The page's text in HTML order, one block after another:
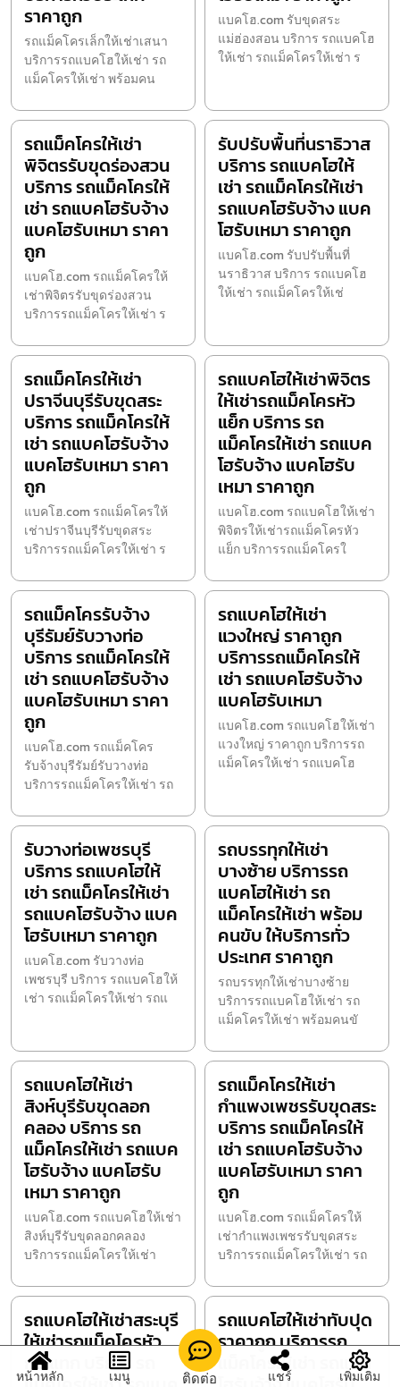
ราคาถูก
รถแม็คโครเล็กให้เช่าเสนา
บริการรถแบคโฮให้เช่า รถ
แม็คโครให้เช่า พร้อมคน
แบคโฮ.com รับขุดสระ
แม่ฮ่องสอน บริการ รถแบคโฮ
ให้เช่า รถแม็คโครให้เช่า ร
รถแม็คโครให้เช่า
พิจิตรรับขุดร่องสวน
บริการ รถแม็คโครให้
เช่า รถแบคโฮรับจ้าง
แบคโฮรับเหมา ราคา
ถูก
แบคโฮ.com รถแม็คโครให้
เช่าพิจิตรรับขุดร่องสวน
บริการรถแม็คโครให้เช่า ร
รับปรับพื้นที่นราธิวาส
บริการ รถแบคโฮให้
เช่า รถแม็คโครให้เช่า
รถแบคโฮรับจ้าง แบค
โฮรับเหมา ราคาถูก
แบคโฮ.com รับปรับพื้นที่
นราธิวาส บริการ รถแบคโฮ
ให้เช่า รถแม็คโครให้เช่
รถแม็คโครให้เช่า
ปราจีนบุรีรับขุดสระ
บริการ รถแม็คโครให้
เช่า รถแบคโฮรับจ้าง
แบคโฮรับเหมา ราคา
ถูก
แบคโฮ.com รถแม็คโครให้
เช่าปราจีนบุรีรับขุดสระ
บริการรถแม็คโครให้เช่า ร
รถแบคโฮให้เช่าพิจิตร
ให้เช่ารถแม็คโครหัว
แย็ก บริการ รถ
แม็คโครให้เช่า รถแบค
โฮรับจ้าง แบคโฮรับ
เหมา ราคาถูก
แบคโฮ.com รถแบคโฮให้เช่า
พิจิตรให้เช่ารถแม็คโครหัว
แย็ก บริการรถแม็คโครใ
รถแม็คโครรับจ้าง
บุรีรัมย์รับวางท่อ
บริการ รถแม็คโครให้
เช่า รถแบคโฮรับจ้าง
แบคโฮรับเหมา ราคา
ถูก
แบคโฮ.com รถแม็คโคร
รับจ้างบุรีรัมย์รับวางท่อ
บริการรถแม็คโครให้เช่า รถ
รถแบคโฮให้เช่า
แวงใหญ่ ราคาถูก
บริการรถแม็คโครให้
เช่า รถแบคโฮรับจ้าง
แบคโฮรับเหมา
แบคโฮ.com รถแบคโฮให้เช่า
แวงใหญ่ ราคาถูก บริการรถ
แม็คโครให้เช่า รถแบคโฮ
รับวางท่อเพชรบุรี
บริการ รถแบคโฮให้
เช่า รถแม็คโครให้เช่า
รถแบคโฮรับจ้าง แบค
โฮรับเหมา ราคาถูก
แบคโฮ.com รับวางท่อ
เพชรบุรี บริการ รถแบคโฮให้
เช่า รถแม็คโครให้เช่า รถแ
รถบรรทุกให้เช่า
บางซ้าย บริการรถ
แบคโฮให้เช่า รถ
แม็คโครให้เช่า พร้อม
คนขับ ให้บริการทั่ว
ประเทศ ราคาถูก
รถบรรทุกให้เช่าบางซ้าย
บริการรถแบคโฮให้เช่า รถ
แม็คโครให้เช่า พร้อมคนขั
รถแบคโฮให้เช่า
สิงห์บุรีรับขุดลอก
คลอง บริการ รถ
แม็คโครให้เช่า รถแบค
โฮรับจ้าง แบคโฮรับ
เหมา ราคาถูก
แบคโฮ.com รถแบคโฮให้เช่า
สิงห์บุรีรับขุดลอกคลอง
บริการรถแม็คโครให้เช่า
รถแม็คโครให้เช่า
กำแพงเพชรรับขุดสระ
บริการ รถแม็คโครให้
เช่า รถแบคโฮรับจ้าง
แบคโฮรับเหมา ราคา
ถูก
แบคโฮ.com รถแม็คโครให้
เช่ากำแพงเพชรรับขุดสระ
บริการรถแม็คโครให้เช่า รถ
รถแบคโฮให้เช่าสระบุรี
ให้เช่ารถแม็คโครหัว
กระแทก บริการ รถ
รถแบคโฮให้เช่าทับปุด
ราคาถูก บริการรถ
แม็คโครให้เช่า รถแบค
หน้าหลัก เมนู ติดต่อ แชร์ เพิ่มเติม